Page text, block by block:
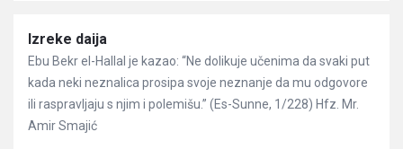
Članci
Izreke daija
Ebu Bekr el-Hallal je kazao: “Ne dolikuje učenima da svaki put
kada neki neznalica prosipa svoje neznanje da mu odgovore
ili raspravljaju s njim i polemišu.” (Es-Sunne, 1/228) Hfz. Mr.
Amir Smajić